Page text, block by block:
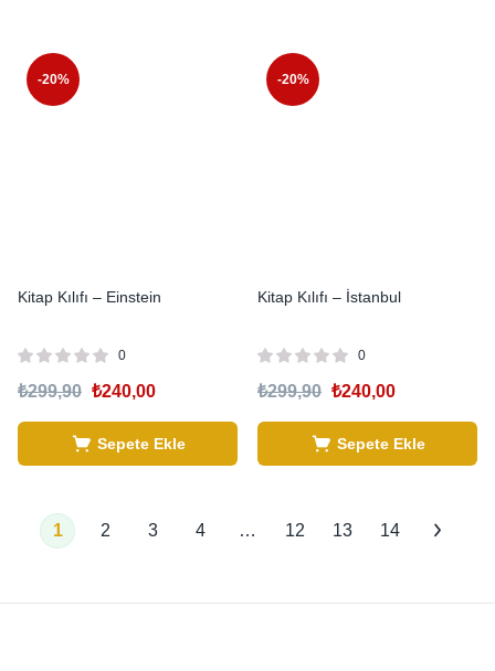
-20%
Kitap Kılıfı – Einstein
0
₺299,90 ₺240,00
Sepete Ekle
-20%
Kitap Kılıfı – İstanbul
0
₺299,90 ₺240,00
Sepete Ekle
1 2 3 4 … 12 13 14